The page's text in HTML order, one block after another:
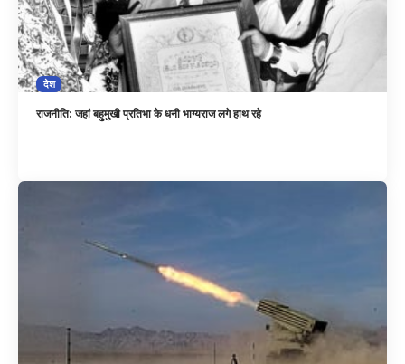
देश
राजनीति: जहां बहुमुखी प्रतिभा के धनी भाग्यराज लगे हाथ रहे